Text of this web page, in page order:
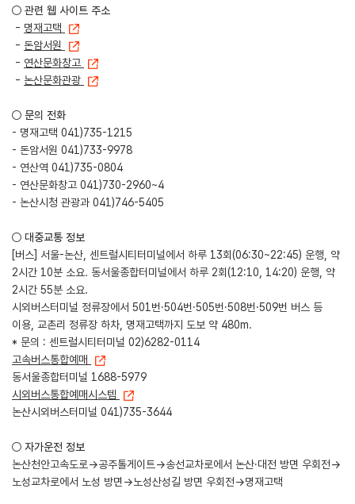
○ 관련 웹 사이트 주소
- 명재고택
- 돈암서원
- 연산문화창고
- 논산문화관광
○ 문의 전화
- 명재고택 041)735-1215
- 돈암서원 041)733-9978
- 연산역 041)735-0804
- 연산문화창고 041)730-2960~4
- 논산시청 관광과 041)746-5405
○ 대중교통 정보
[버스] 서울-논산, 센트럴시티터미널에서 하루 13회(06:30~22:45) 운행, 약
2시간 10분 소요. 동서울종합터미널에서 하루 2회(12:10, 14:20) 운행, 약
2시간 55분 소요.
시외버스터미널 정류장에서 501번·504번·505번·508번·509번 버스 등
이용, 교촌리 정류장 하차, 명재고택까지 도보 약 480m.
* 문의 : 센트럴시티터미널 02)6282-0114
고속버스통합예매
동서울종합터미널 1688-5979
시외버스통합예매시스템
논산시외버스터미널 041)735-3644
○ 자가운전 정보
논산천안고속도로→공주톨게이트→송선교차로에서 논산·대전 방면 우회전→
노성교차로에서 노성 방면→노성산성길 방면 우회전→명재고택